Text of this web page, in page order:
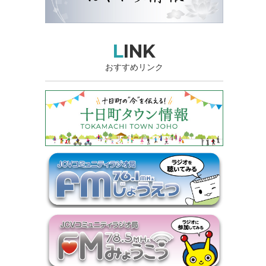
LINK
おすすめリンク